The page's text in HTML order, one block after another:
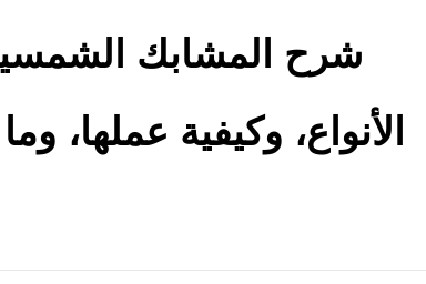
شرح المشابك
الأنواع، وكيفية عملها،